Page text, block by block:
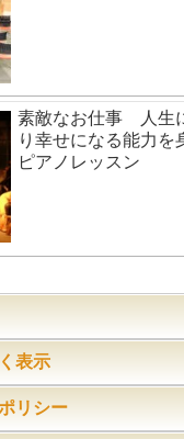
素敵なお仕事 人生
り幸せになる能力
ピアノレッスン
要
基づく表示
ーポリシー